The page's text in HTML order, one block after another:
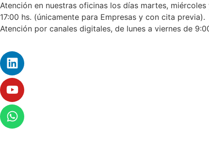
Atención en nuestras oficinas los días martes,
17:00 hs. (únicamente para Empresas y con cita previa).
Atención por canales digitales, de lunes a viernes de